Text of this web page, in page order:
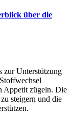
über die
zur Unterstützung
Appetit zügeln. Die
steigern und die